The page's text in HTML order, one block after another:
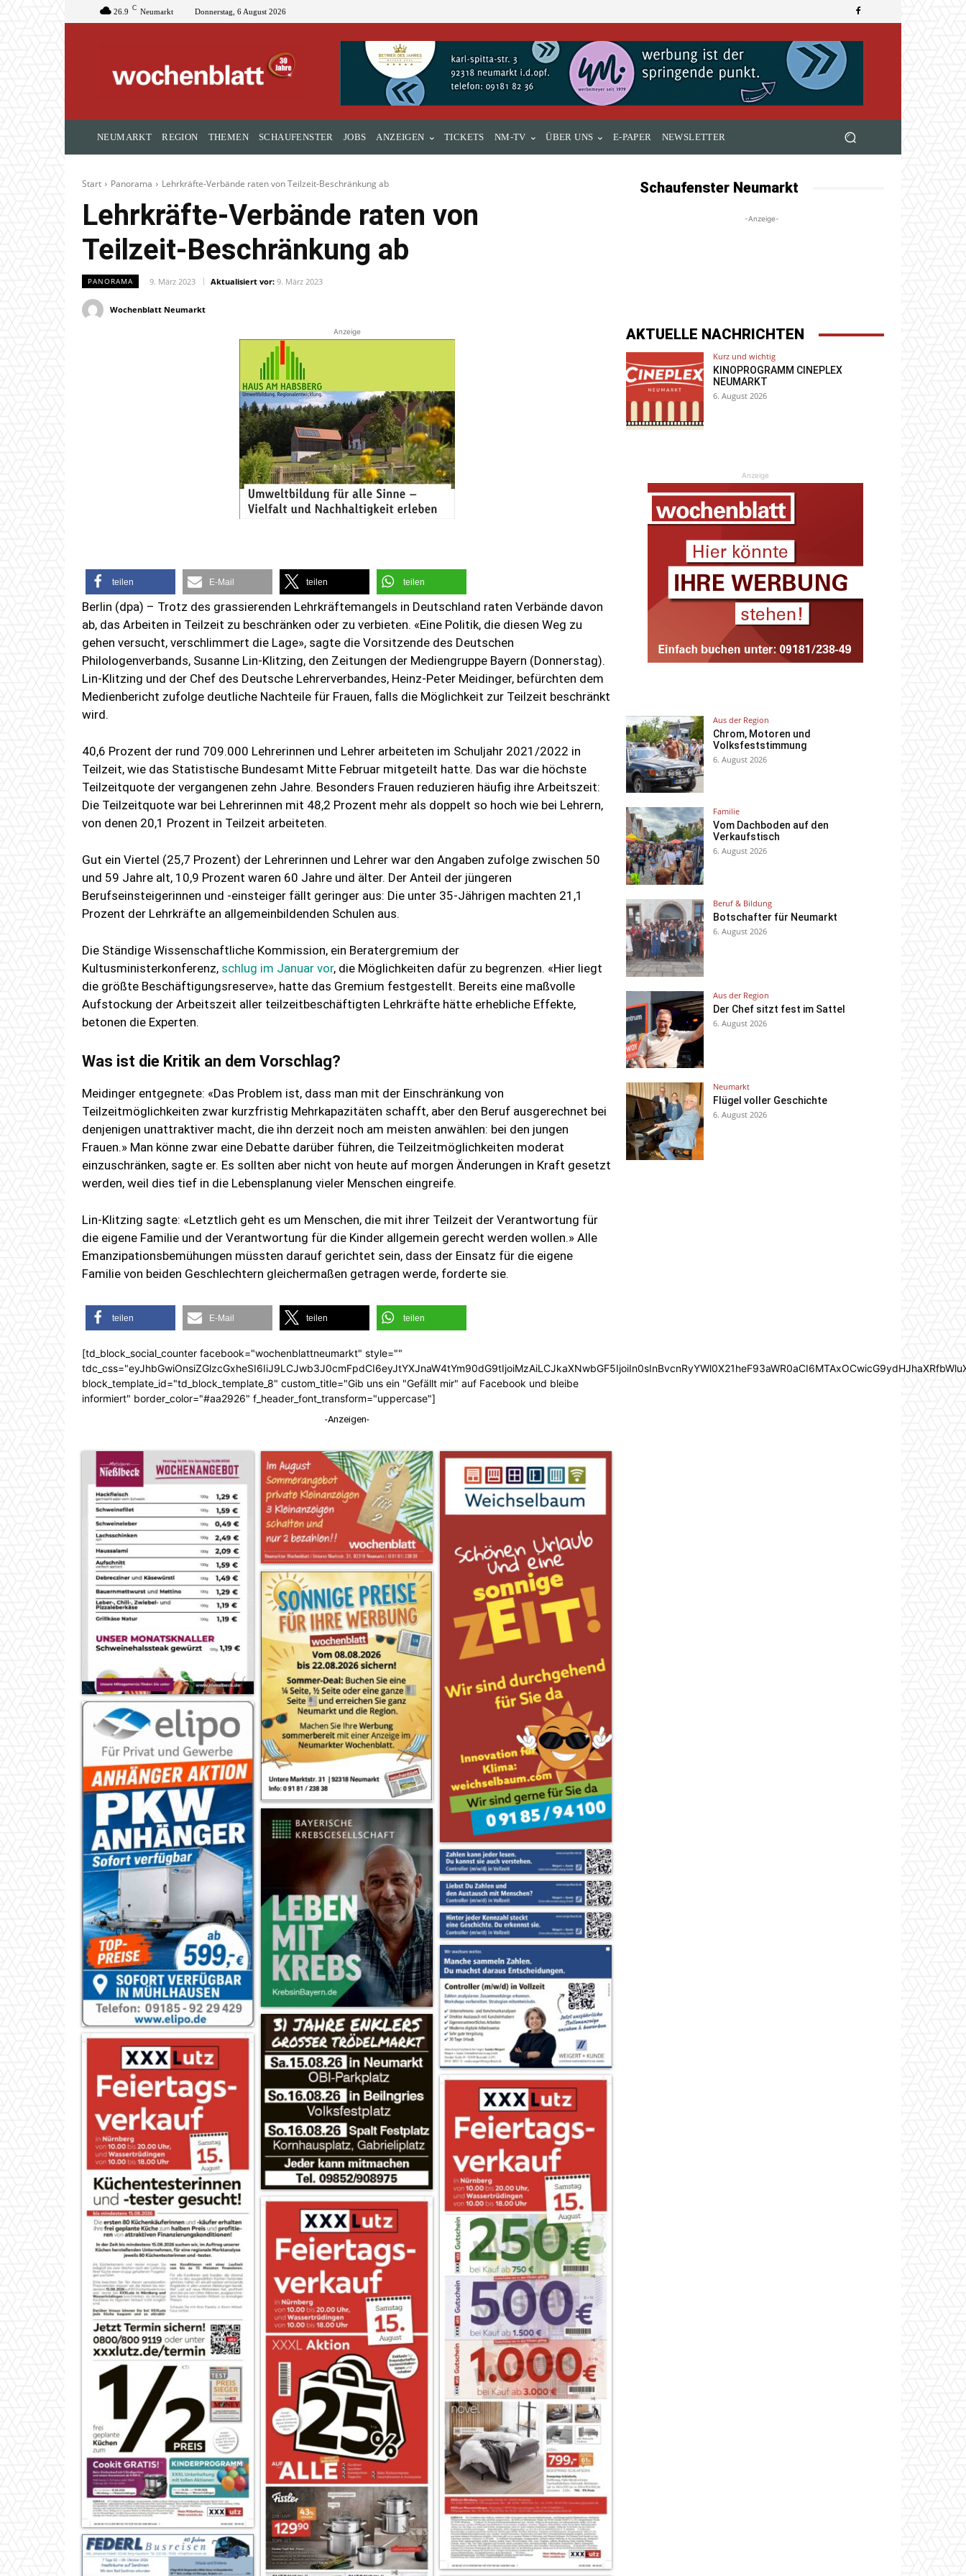
26.9 C Neumarkt Donnerstag, 6 August 2026
NEUMARKT REGION THEMEN SCHAUFENSTER JOBS ANZEIGEN TICKETS NM-TV ÜBER UNS E-PAPER NEWSLETTER
Start Panorama Lehrkräfte-Verbände raten von Teilzeit-Beschränkung ab
Lehrkräfte-Verbände raten von
Teilzeit-Beschränkung ab
PANORAMA 9. März 2023 Aktualisiert vor: 9. März 2023
Wochenblatt Neumarkt
Schaufenster Neumarkt
-Anzeige-
Anzeige
teilen E-Mail teilen teilen
Berlin (dpa) – Trotz des grassierenden Lehrkräftemangels in Deutschland raten Verbände davon
ab, das Arbeiten in Teilzeit zu beschränken oder zu verbieten. «Eine Politik, die diesen Weg zu
gehen versucht, verschlimmert die Lage», sagte die Vorsitzende des Deutschen
Philologenverbands, Susanne Lin-Klitzing, den Zeitungen der Mediengruppe Bayern (Donnerstag).
Lin-Klitzing und der Chef des Deutsche Lehrerverbandes, Heinz-Peter Meidinger, befürchten dem
Medienbericht zufolge deutliche Nachteile für Frauen, falls die Möglichkeit zur Teilzeit beschränkt
wird.
40,6 Prozent der rund 709.000 Lehrerinnen und Lehrer arbeiteten im Schuljahr 2021/2022 in
Teilzeit, wie das Statistische Bundesamt Mitte Februar mitgeteilt hatte. Das war die höchste
Teilzeitquote der vergangenen zehn Jahre. Besonders Frauen reduzieren häufig ihre Arbeitszeit:
Die Teilzeitquote war bei Lehrerinnen mit 48,2 Prozent mehr als doppelt so hoch wie bei Lehrern,
von denen 20,1 Prozent in Teilzeit arbeiteten.
Gut ein Viertel (25,7 Prozent) der Lehrerinnen und Lehrer war den Angaben zufolge zwischen 50
und 59 Jahre alt, 10,9 Prozent waren 60 Jahre und älter. Der Anteil der jüngeren
Berufseinsteigerinnen und -einsteiger fällt geringer aus: Die unter 35-Jährigen machten 21,1
Prozent der Lehrkräfte an allgemeinbildenden Schulen aus.
Die Ständige Wissenschaftliche Kommission, ein Beratergremium der
Kultusministerkonferenz, schlug im Januar vor, die Möglichkeiten dafür zu begrenzen. «Hier liegt
die größte Beschäftigungsreserve», hatte das Gremium festgestellt. Bereits eine maßvolle
Aufstockung der Arbeitszeit aller teilzeitbeschäftigten Lehrkräfte hätte erhebliche Effekte,
betonen die Experten.
Was ist die Kritik an dem Vorschlag?
Meidinger entgegnete: «Das Problem ist, dass man mit der Einschränkung von
Teilzeitmöglichkeiten zwar kurzfristig Mehrkapazitäten schafft, aber den Beruf ausgerechnet bei
denjenigen unattraktiver macht, die ihn derzeit noch am meisten anwählen: bei den jungen
Frauen.» Man könne zwar eine Debatte darüber führen, die Teilzeitmöglichkeiten moderat
einzuschränken, sagte er. Es sollten aber nicht von heute auf morgen Änderungen in Kraft gesetzt
werden, weil dies tief in die Lebensplanung vieler Menschen eingreife.
Lin-Klitzing sagte: «Letztlich geht es um Menschen, die mit ihrer Teilzeit der Verantwortung für
die eigene Familie und der Verantwortung für die Kinder allgemein gerecht werden wollen.» Alle
Emanzipationsbemühungen müssten darauf gerichtet sein, dass der Einsatz für die eigene
Familie von beiden Geschlechtern gleichermaßen getragen werde, forderte sie.
teilen E-Mail teilen teilen
[td_block_social_counter facebook="wochenblattneumarkt" style=""
block_template_id="td_block_template_8" custom_title="Gib uns ein "Gefällt mir" auf Facebook und bleibe
informiert" border_color="#aa2926" f_header_font_transform="uppercase"]
-Anzeigen-
AKTUELLE NACHRICHTEN
Kurz und wichtig
KINOPROGRAMM CINEPLEX
NEUMARKT
6. August 2026
Anzeige
Aus der Region
Chrom, Motoren und
Volksfeststimmung
6. August 2026
Familie
Vom Dachboden auf den
Verkaufstisch
6. August 2026
Beruf & Bildung
Botschafter für Neumarkt
6. August 2026
Aus der Region
Der Chef sitzt fest im Sattel
6. August 2026
Neumarkt
Flügel voller Geschichte
6. August 2026